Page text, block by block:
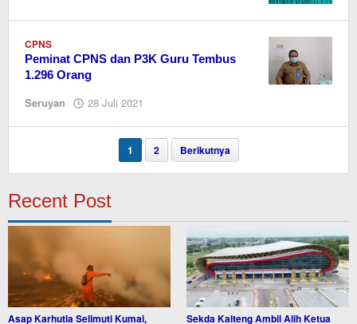
CPNS
Peminat CPNS dan P3K Guru Tembus
1.296 Orang
Seruyan 28 Juli 2021
1 2 Berikutnya
Recent Post
Asap Karhutla Selimuti Kumai,
Sekda Kalteng Ambil Alih Ketua